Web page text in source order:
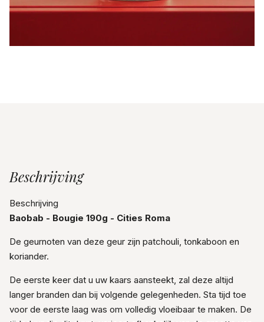
Beschrijving
Beschrijving
Baobab - Bougie 190g - Cities Roma
De geurnoten van deze geur zijn patchouli, tonkaboon en
koriander.
De eerste keer dat u uw kaars aansteekt, zal deze altijd
langer branden dan bij volgende gelegenheden. Sta tijd toe
voor de eerste laag was om volledig vloeibaar te maken. De